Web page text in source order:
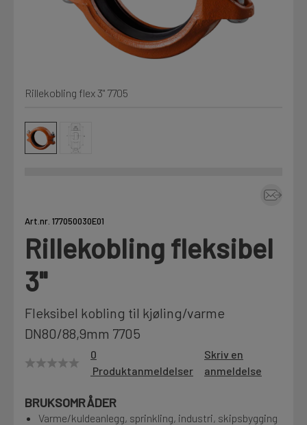
Kjemi, vindsperre og branntetting
Fag
Motek
Kontakt og åpningstider
Mine henvendelser
Prislister
Firmainformasjon
LOGG UT
Rillekobling flex 3" 7705
Art.nr. 177050030E01
Rillekobling fleksibel
3"
Fleksibel kobling til kjøling/varme
DN80/88,9mm 7705
0
Produktanmeldelser
Skriv en
anmeldelse
BRUKSOMRÅDER
Varme/kuldeanlegg, sprinkling, industri, skipsbygging